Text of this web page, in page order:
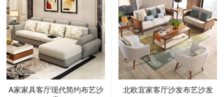
A家家具客厅现代简约布艺沙
北欧宜家客厅沙发布艺沙发